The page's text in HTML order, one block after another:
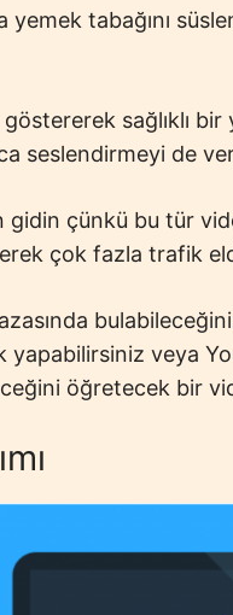
tabağını
göstererek sağlıklı
seslendirmeyi de
çünkü bu tür
çok fazla trafik
yapabilirsiniz veya
öğretecek bir